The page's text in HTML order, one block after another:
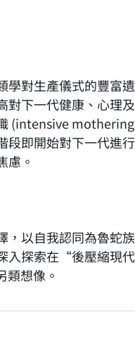
對生產儀式的豐富
下一代健康、心理
(intensive
即開始對下一代進
慮。
以自我認同為魯蛇
入探索在“後壓縮現
想像。